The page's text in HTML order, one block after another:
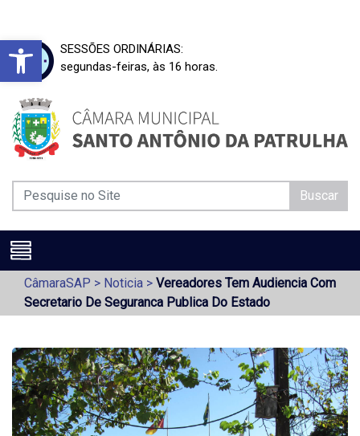
Barra de Ferramentas Aberta
SESSÕES ORDINÁRIAS:
segundas-feiras, às 16 horas.
Buscar
CâmaraSAP > Noticia > Vereadores Tem Audiencia Com
Secretario De Seguranca Publica Do Estado